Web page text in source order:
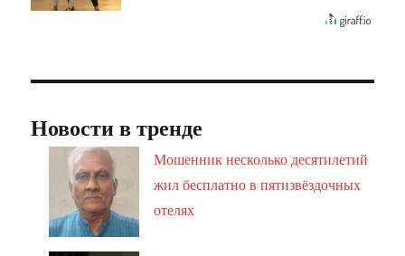
Новости в тренде
Мошенник несколько десятилетий
жил бесплатно в пятизвёздочных
отелях